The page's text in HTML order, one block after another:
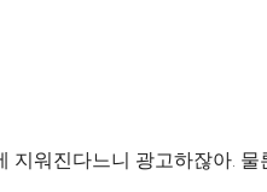
워진다느니 광고하잖아.